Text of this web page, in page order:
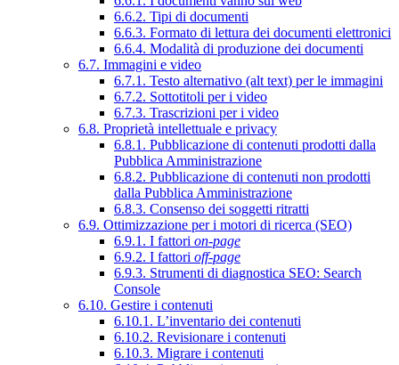
6.6.2. Tipi di documenti
6.6.3. Formato di lettura dei documenti elettronici
6.6.4. Modalità di produzione dei documenti
6.7. Immagini e video
6.7.1. Testo alternativo (alt text) per le immagini
6.7.2. Sottotitoli per i video
6.7.3. Trascrizioni per i video
6.8. Proprietà intellettuale e privacy
6.8.1. Pubblicazione di contenuti prodotti dalla
Pubblica Amministrazione
6.8.2. Pubblicazione di contenuti non prodotti
dalla Pubblica Amministrazione
6.8.3. Consenso dei soggetti ritratti
6.9. Ottimizzazione per i motori di ricerca (SEO)
6.9.1. I fattori on-page
6.9.2. I fattori off-page
6.9.3. Strumenti di diagnostica SEO: Search
Console
6.10. Gestire i contenuti
6.10.1. L’inventario dei contenuti
6.10.2. Revisionare i contenuti
6.10.3. Migrare i contenuti